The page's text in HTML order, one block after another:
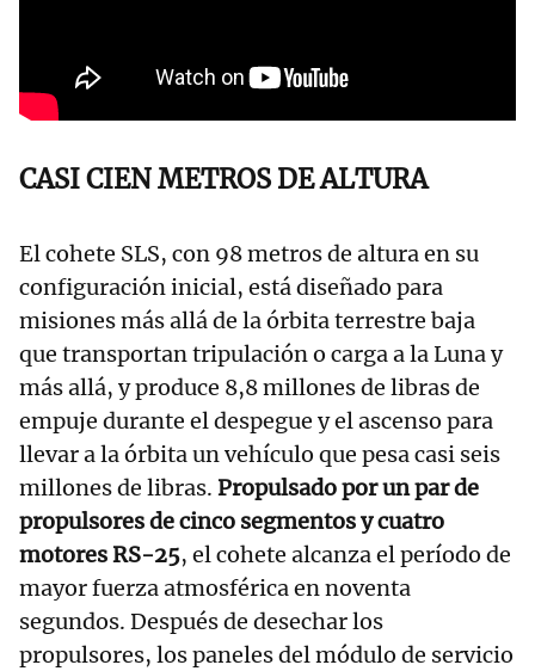
CASI CIEN METROS DE ALTURA
El cohete SLS, con 98 metros de altura en su
configuración inicial, está diseñado para
misiones más allá de la órbita terrestre baja
que transportan tripulación o carga a la Luna y
más allá, y produce 8,8 millones de libras de
empuje durante el despegue y el ascenso para
llevar a la órbita un vehículo que pesa casi seis
millones de libras. Propulsado por un par de
propulsores de cinco segmentos y cuatro
motores RS-25, el cohete alcanza el período de
mayor fuerza atmosférica en noventa
segundos. Después de desechar los
propulsores, los paneles del módulo de servicio